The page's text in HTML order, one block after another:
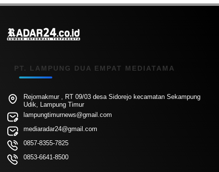
PT. LAMPUNG DUA EMPAT MEDIATAMA
Rejomakmur , RT 09/03 desa Sidorejo kecamatan Sekampung
Udik, Lampung Timur
lampungtimurnews@gmail.com
mediaradar24@gmail.com
0857-8355-7825
0853-6641-8500